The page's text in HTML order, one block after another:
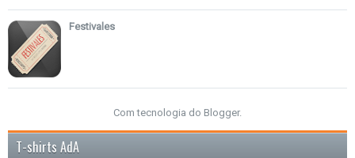
Festivales
Com tecnologia do Blogger.
T-shirts AdA